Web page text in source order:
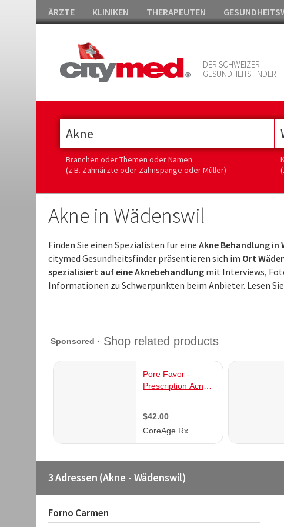
ÄRZTE KLINIKEN THERAPEUTEN
DER SCHWEIZER
GESUNDHEITSFINDER
Branchen oder Themen oder Namen
(z.B. Zahnärzte oder Zahnspange oder Müller)
Akne in Wädenswil
Finden Sie einen Spezialisten für eine Akne Behandlung in
citymed Gesundheitsfinder präsentieren sich im Ort
spezialisiert auf eine Aknebehandlung mit Interviews,
Informationen zu Schwerpunkten beim Anbieter. Lesen
3 Adressen (Akne - Wädenswil)
Forno Carmen